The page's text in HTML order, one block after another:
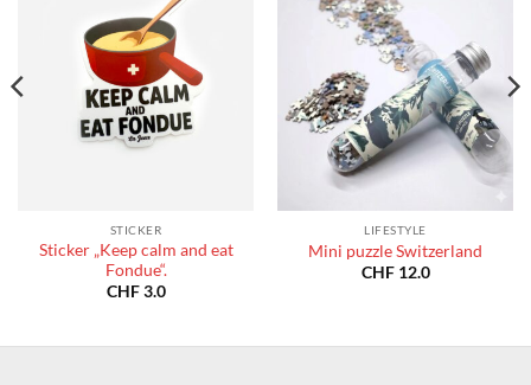
STICKER
Sticker „Keep calm and eat
Fondue“.
CHF3.0
LIFESTYLE
Mini puzzle Switzerland
CHF12.0